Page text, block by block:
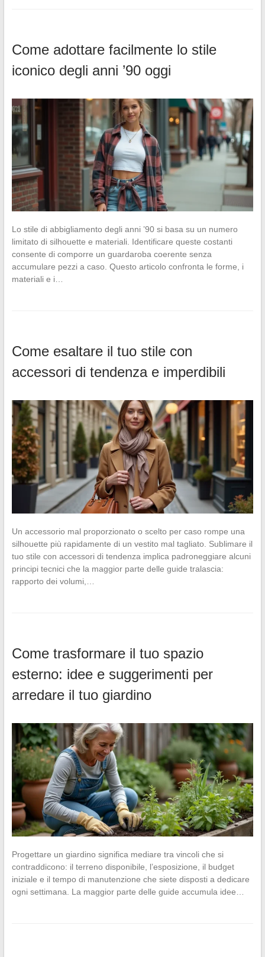
Come adottare facilmente lo stile
iconico degli anni ’90 oggi
Lo stile di abbigliamento degli anni ’90 si basa su un numero
limitato di silhouette e materiali. Identificare queste costanti
consente di comporre un guardaroba coerente senza
accumulare pezzi a caso. Questo articolo confronta le forme, i
materiali e i…
Come esaltare il tuo stile con
accessori di tendenza e imperdibili
Un accessorio mal proporzionato o scelto per caso rompe una
silhouette più rapidamente di un vestito mal tagliato. Sublimare il
tuo stile con accessori di tendenza implica padroneggiare alcuni
principi tecnici che la maggior parte delle guide tralascia:
rapporto dei volumi,…
Come trasformare il tuo spazio
esterno: idee e suggerimenti per
arredare il tuo giardino
Progettare un giardino significa mediare tra vincoli che si
contraddicono: il terreno disponibile, l’esposizione, il budget
iniziale e il tempo di manutenzione che siete disposti a dedicare
ogni settimana. La maggior parte delle guide accumula idee…